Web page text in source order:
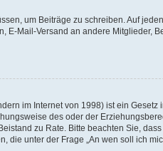
um Beiträge zu schreiben. Auf
E-Mail-Versand an andere Mitglieder,
im Internet von 1998) ist ein
des oder der
zu Rate. Bitte beachten Sie,
die unter der Frage „An wen soll ich